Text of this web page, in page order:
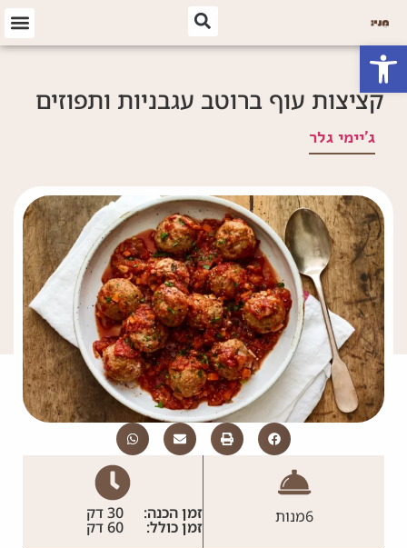
פתח סרגל נגישות
קציצות עוף ברוטב עגבניות ותפוזים
ג'יימי גלר
6מנות זמן הכנה: 30 דק
זמן כולל: 60 דק